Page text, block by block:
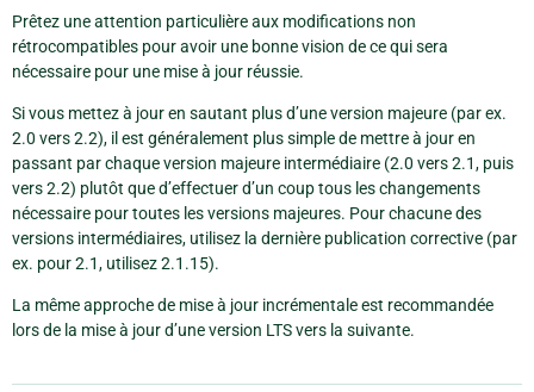
Prêtez une attention particulière aux modifications non
rétrocompatibles pour avoir une bonne vision de ce qui sera
nécessaire pour une mise à jour réussie.
Si vous mettez à jour en sautant plus d’une version majeure (par ex.
2.0 vers 2.2), il est généralement plus simple de mettre à jour en
passant par chaque version majeure intermédiaire (2.0 vers 2.1, puis
vers 2.2) plutôt que d’effectuer d’un coup tous les changements
nécessaire pour toutes les versions majeures. Pour chacune des
versions intermédiaires, utilisez la dernière publication corrective (par
ex. pour 2.1, utilisez 2.1.15).
La même approche de mise à jour incrémentale est recommandée
lors de la mise à jour d’une version LTS vers la suivante.